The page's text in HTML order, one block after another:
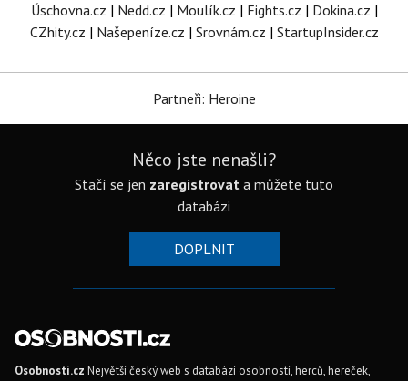
Úschovna.cz | Nedd.cz | Moulík.cz | Fights.cz | Dokina.cz |
CZhity.cz | Našepeníze.cz | Srovnám.cz | StartupInsider.cz
Partneři: Heroine
Něco jste nenašli?
Stačí se jen zaregistrovat a můžete tuto
databázi
DOPLNIT
Osobnosti.cz Největší český web s databází osobností, herců, hereček,